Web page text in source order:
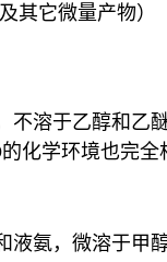
其它微量产物）
溶于乙醇和乙醚
化学环境也完
氨，微溶于甲